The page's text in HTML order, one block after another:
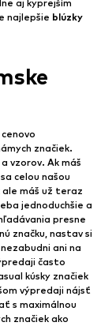
aj kyprejším
najlepšie blúzky
značiek.
vzorov. Ak máš
celou našou
ale máš už teraz
jednoduchšie a
presne
značku, nastav si
ani na
často
kúsky značiek
výpredaji nájsť
s maximálnou
značiek ako